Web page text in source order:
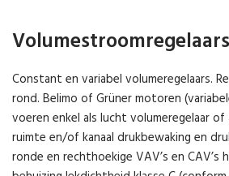
Volumestroomregelaars
Constant en variabel volumeregelaars.
rond. Belimo of Grüner motoren
voeren enkel als lucht volumeregelaar
ruimte en/of kanaal drukbewaking en
ronde en rechthoekige VAV’s en CAV’s